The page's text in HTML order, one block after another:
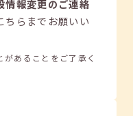
情報変更のご連絡
ちらまでお願いい
あることをご了承く